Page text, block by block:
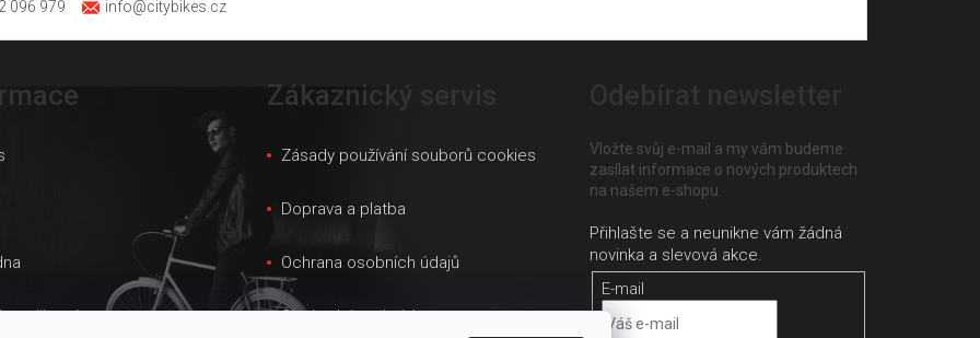
096 979
info@citybikes.cz
velikostí
Zákaznický servis
Zásady používání souborů cookies
Doprava a platba
Ochrana osobních údajů
Obchodní podmínky
Vložte svůj e-mail a my vám budeme
zasílat informace o nových produktech
na našem e-shopu.
E-mail